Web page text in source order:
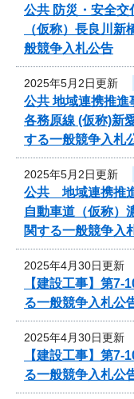
公共 防災・安全
（仮称）長良川
般競争入札公告
2025年5月2日更新
公共 地域連携推
各務原線 (仮称)新
する一般競争入札
2025年5月2日更新
公共 地域連携推
自動車道（仮称）
関する一般競争入
2025年4月30日更新
【建設工事】第7-
る一般競争入札公
2025年4月30日更新
【建設工事】第7-
る一般競争入札公